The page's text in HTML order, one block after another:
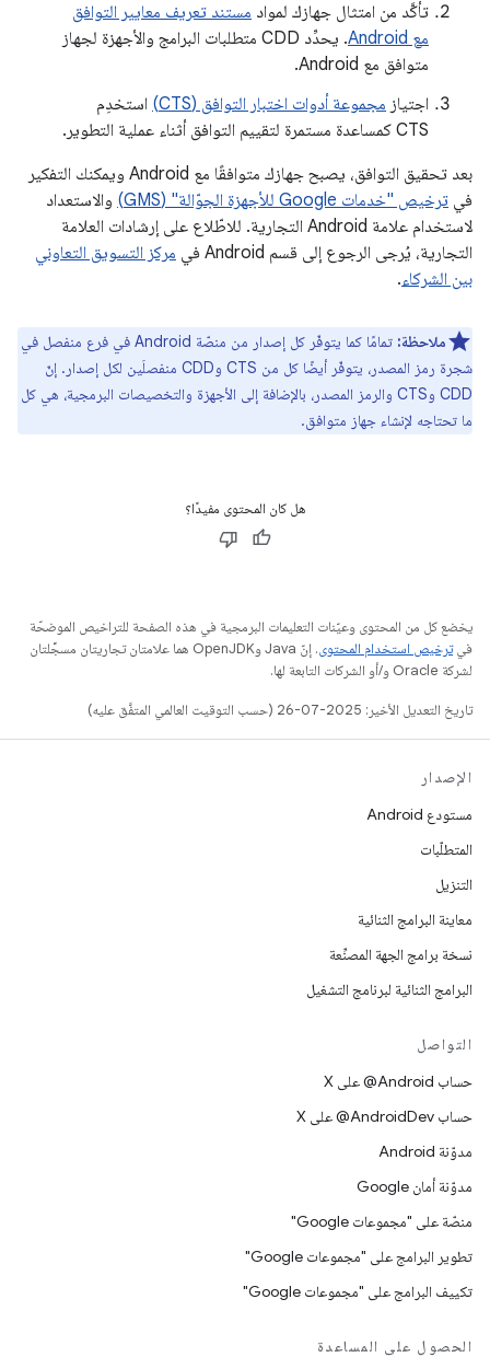
تأكَّد من امتثال جهازك لمواد مستند تعريف معايير التوافق
مع Android
. يحدِّد CDD متطلبات البرامج والأجهزة لجهاز
متوافق مع Android.
اجتياز مجموعة أدوات اختبار التوافق (CTS)
استخدِم
CTS كمساعدة مستمرة لتقييم التوافق أثناء عملية التطوير.
بعد تحقيق التوافق، يصبح جهازك متوافقًا مع Android ويمكنك التفكير
في ترخيص "خدمات Google للأجهزة الجوّالة" (GMS)
والاستعداد
لاستخدام علامة Android التجارية. للاطّلاع على إرشادات العلامة
التجارية، يُرجى الرجوع إلى قسم Android في
مركز التسويق التعاوني
بين الشركاء.
ملاحظة:
تمامًا كما يتوفّر كل إصدار من منصّة Android في فرع منفصل في
شجرة رمز المصدر، يتوفّر أيضًا كل من CTS وCDD منفصلَين لكل إصدار. إنّ
CDD وCTS والرمز المصدر، بالإضافة إلى الأجهزة والتخصيصات البرمجية، هي كل
ما تحتاجه لإنشاء جهاز متوافق.
هل كان المحتوى مفيدًا؟
يخضع كل من المحتوى وعيّنات التعليمات البرمجية في هذه الصفحة للتراخيص الموضحّة
فيترخيص استخدام المحتوى
. إنّ Java وOpenJDK هما علامتان تجاريتان مسجَّلتان
لشركة Oracle و/أو الشركات التابعة لها.
تاريخ التعديل الأخير: 2025-07-26 (حسب التوقيت العالمي المتفَّق عليه)
الإصدار
مستودع Android
المتطلّبات
التنزيل
معاينة البرامج الثنائية
نسخة برامج الجهة المصنِّعة
البرامج الثنائية لبرنامج التشغيل
التواصل
حساب ‎@Android على X
حساب ‎@AndroidDev على X
مدوّنة Android
مدوّنة أمان Google
منصّة على "مجموعات Google"
تطوير البرامج على "مجموعات Google"
تكييف البرامج على "مجموعات Google"
الحصول على المساعدة